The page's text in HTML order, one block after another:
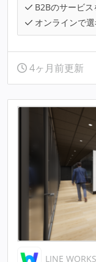
B2Bのサービ
オンラインで
4ヶ月前更新
LINE